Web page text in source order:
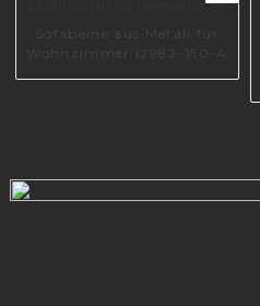
Sofabeine aus Metall für
Wohnzimmer I2982-150-A